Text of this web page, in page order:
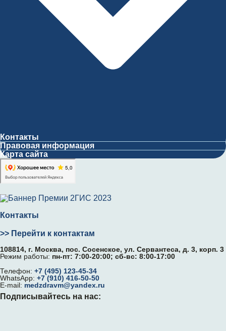
Контакты
Правовая информация
Карта сайта
Контакты
>> Перейти к контактам
108814, г. Москва, поc. Сосенское, ул. Сервантеса, д. 3, корп. 3
Режим работы: пн-пт: 7:00-20:00; сб-вс: 8:00-17:00
Телефон: +7 (495) 123-45-34
WhatsApp: +7 (910) 416-50-50
E-mail: medzdravm@yandex.ru
Подписывайтесь на нас: